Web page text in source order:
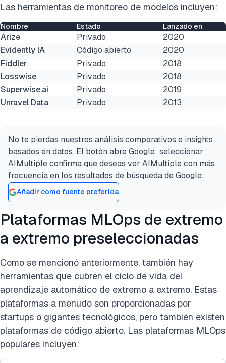
Las herramientas de monitoreo de modelos incluyen:
Nombre Estado Lanzado en
Arize Privado
2020
Evidently IA
Código abierto
2020
Fiddler
Privado
2018
Losswise
Privado
2018
Superwise.ai
Privado
2019
Unravel Data
Privado 2013
No te pierdas nuestros análisis comparativos e insights
basados en datos. El botón abre Google; seleccionar
AIMultiple confirma que deseas ver AIMultiple con más
frecuencia en los resultados de búsqueda de Google.
Añadir como fuente preferida
Plataformas MLOps de extremo
a extremo preseleccionadas
Como se mencionó anteriormente, también hay
herramientas que cubren el ciclo de vida del
aprendizaje automático de extremo a extremo. Estas
plataformas a menudo son proporcionadas por
startups o gigantes tecnológicos, pero también existen
plataformas de código abierto. Las plataformas MLOps
populares incluyen: